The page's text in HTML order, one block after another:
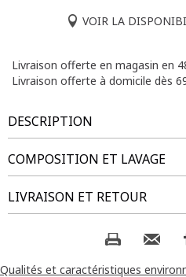
VOIR LA
Livraison offerte en magasin en
Livraison offerte à domicile dès
DESCRIPTION
T-shirt grande taille col en V
ample. Manches courtes.
coquillage et étoile de mer.
Notre mannequin Rafaela
COMPOSITION ET LAVAGE
Tissu principal : 100% POLYESTER
Composition et lavage :
LIVRAISON ET RETOUR
NOS MODES DE LIVRAISON
Livraison Magasin :
Qualités et caractéristiques